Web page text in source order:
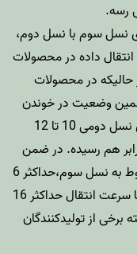
نسل سوم با نسل دوم،
انتقال داده در محصولات
حالیکه در محصولات
رسه.همین وضعیت در خوندن
CD ها نیز صادقه:سرعت خوندن در مدلهای نسل دومی 10 تا 12
در حالیکه در محصولات جدید به 6 برابر هم رسیده. در ضمن
سرعت انتقال داده در دیسک گردانهای مربوط به نسل سوم،حداکثر 6
مگابایت برثانیه است،پس یک رابط E-IDE با سرعت انتقال حداکثر 16
برخی از تولیدکنندگان